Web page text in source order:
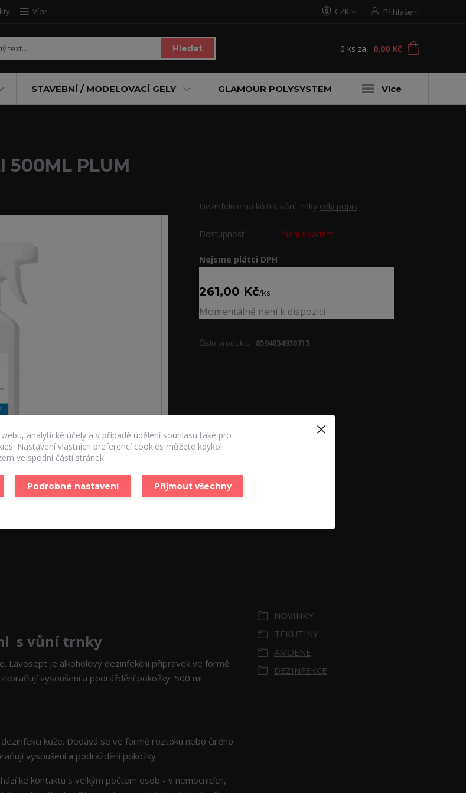
Více CZK Přihlášení
Hledat 0 ks za 0,00 Kč
STAVEBNÍ / MODELOVACÍ GELY GLAMOUR POLYSYSTEM Více
500ML PLUM
Dezinfekce na kůži s vůní trnky celý popis
Dostupnost Není skladem
Nejsme plátci DPH
261,00 Kč/ks
Momentálně není k dispozici
Číslo produktu: 8594034930713
s vůní trnky
Lavosept je alkoholový dezinfekční přípravek ve formě
vysoušení a podráždění pokožky. 500 ml
kůže. Dodává se ve formě roztoku nebo čirého
vysoušení a podráždění pokožky.
ke kontaktu s velkým počtem osob - v nemocnicích,
NOVINKY
TEKUTINY
AMOENÉ
DEZINFEKCE
analytické účely a v případě udělení souhlasu také pro
Nastavení vlastních preferencí cookies můžete kdykoli
ve spodní části stránek.
Podrobné nastavení Přijmout všechny